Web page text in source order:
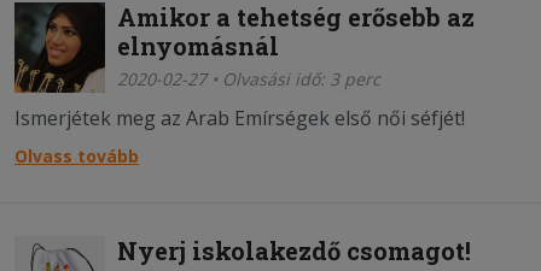
Amikor a tehetség erősebb az
elnyomásnál
2020-02-27 • Olvasási idő: 3 perc
Ismerjétek meg az Arab Emírségek első női séfjét!
Olvass tovább
Nyerj iskolakezdő csomagot!